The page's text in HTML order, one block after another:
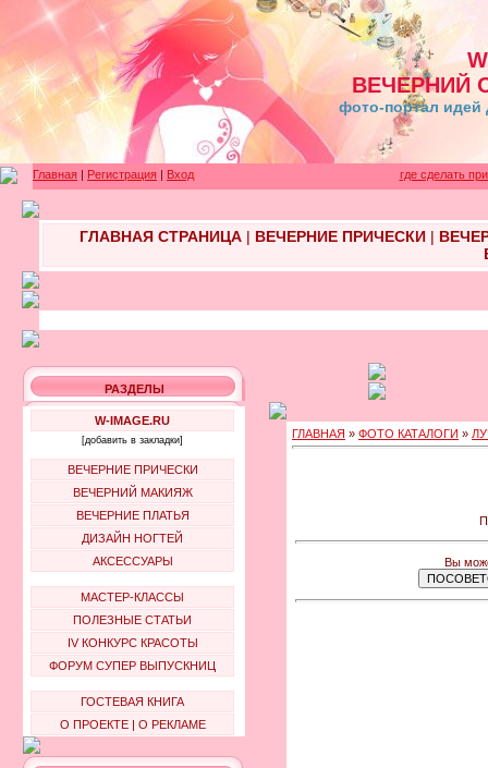
ВЕЧЕРНИЙ
фото-портал идей
Главная | Регистрация | Вход где сделать
ГЛАВНАЯ СТРАНИЦА| ВЕЧЕРНИЕ ПРИЧЕСКИ|
РАЗДЕЛЫ
W-IMAGE.RU
[добавить в закладки]
ВЕЧЕРНИЕ ПРИЧЕСКИ
ВЕЧЕРНИЙ МАКИЯЖ
ВЕЧЕРНИЕ ПЛАТЬЯ
ДИЗАЙН НОГТЕЙ
АКСЕССУАРЫ
МАСТЕР-КЛАССЫ
ПОЛЕЗНЫЕ СТАТЬИ
IV КОНКУРС КРАСОТЫ
ФОРУМ СУПЕР ВЫПУСКНИЦ
ГОСТЕВАЯ КНИГА
О ПРОЕКТЕ| О РЕКЛАМЕ
ГЛАВНАЯ » ФОТО КАТАЛОГИ »
Вы